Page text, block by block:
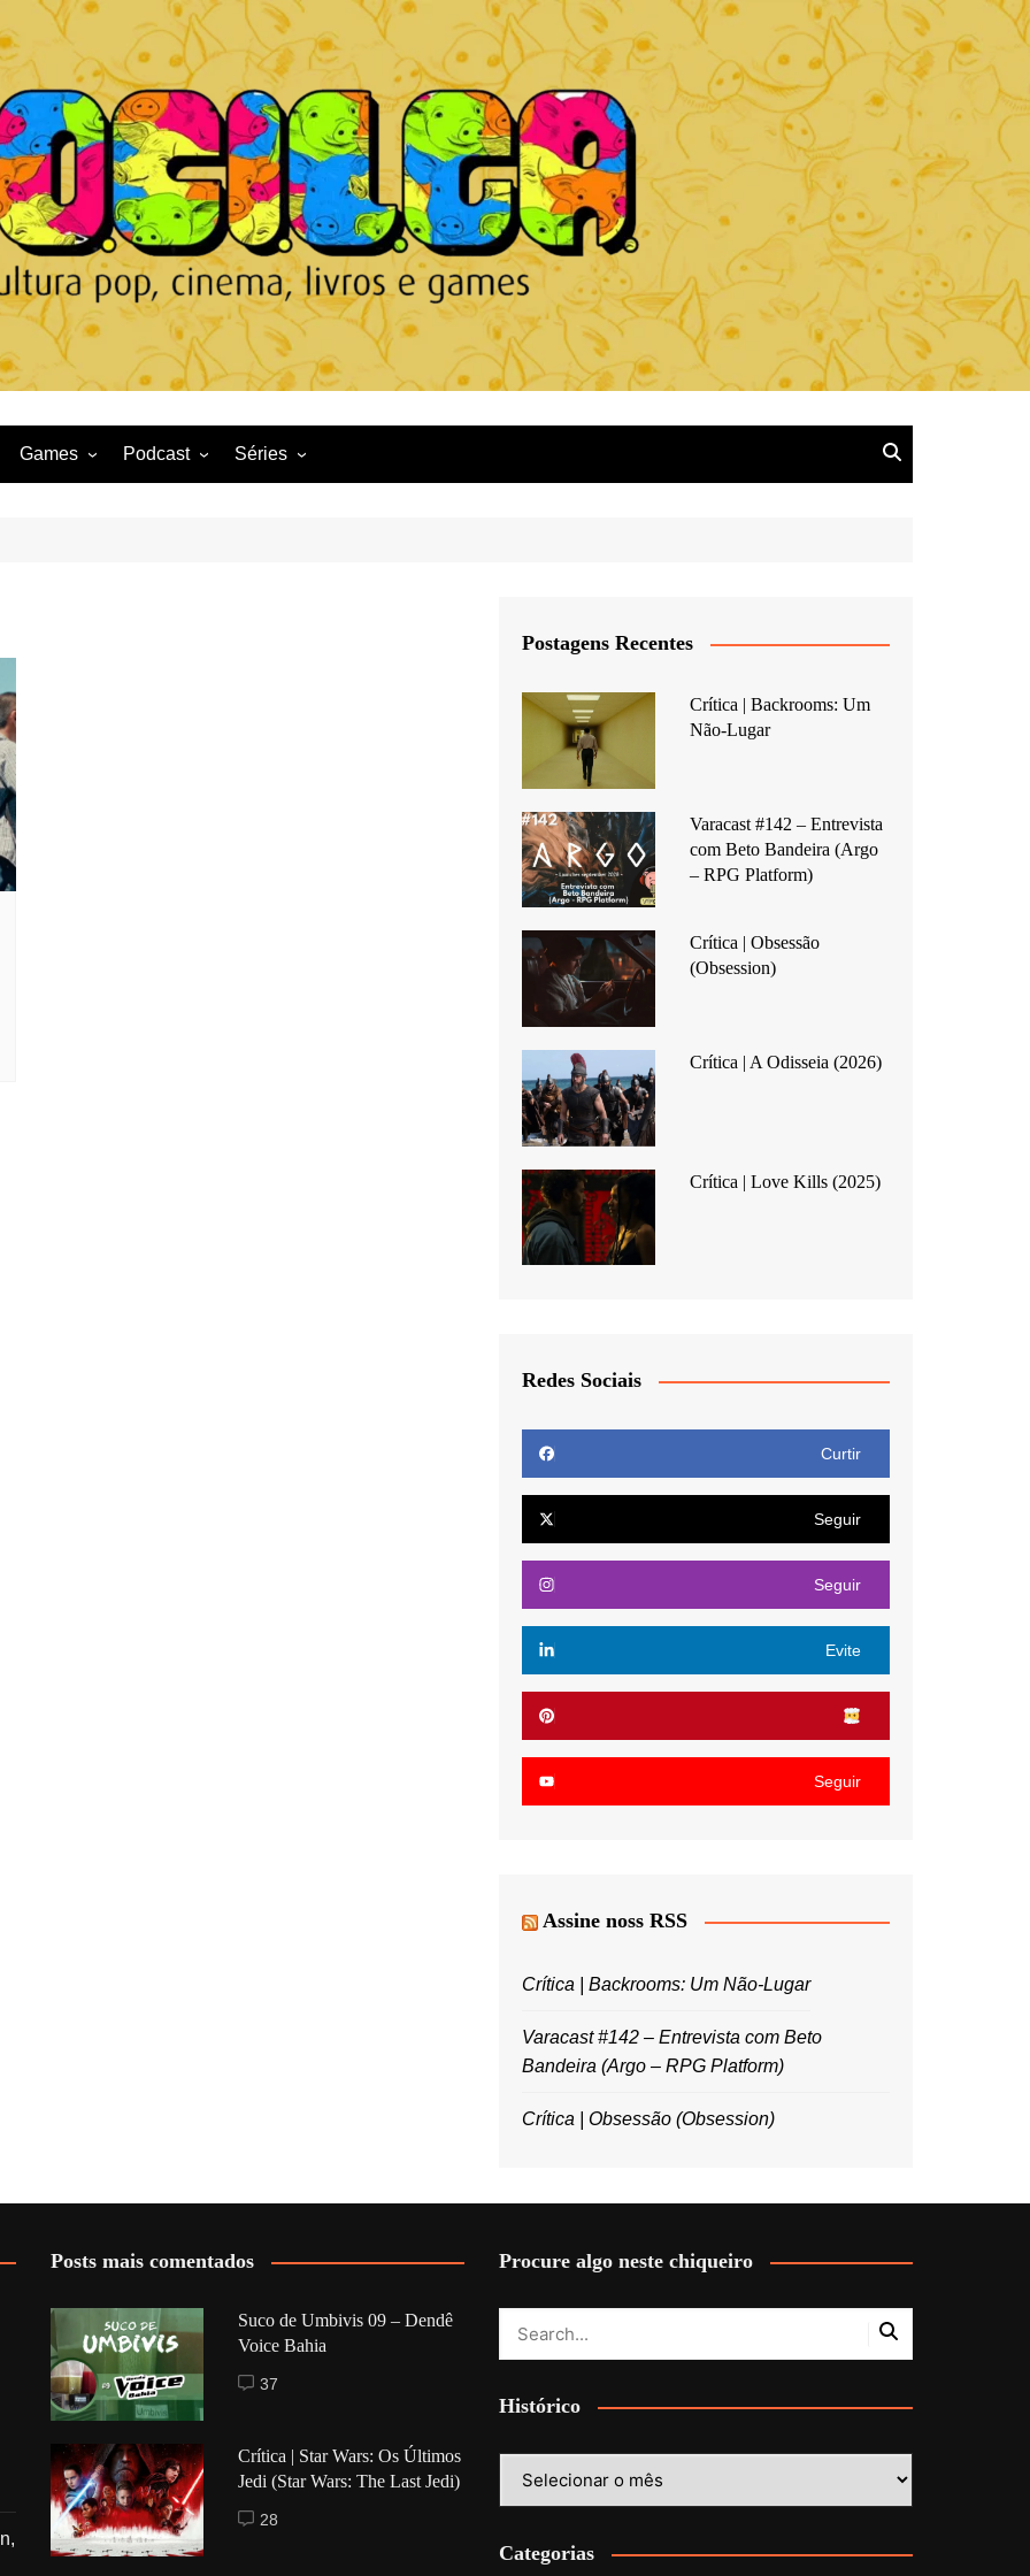
Games Podcast Séries
Postagens Recentes
Crítica | Backrooms: Um
Não-Lugar
Varacast #142 – Entrevista
com Beto Bandeira (Argo
– RPG Platform)
Crítica | Obsessão
(Obsession)
Crítica | A Odisseia (2026)
Crítica | Love Kills (2025)
Redes Sociais
Curtir
Seguir
Seguir
Evite
Seguir
Assine noss RSS
Crítica | Backrooms: Um Não-Lugar
Varacast #142 – Entrevista com Beto
Bandeira (Argo – RPG Platform)
Crítica | Obsessão (Obsession)
Posts mais comentados
Suco de Umbivis 09 – Dendê
Voice Bahia
37
Crítica | Star Wars: Os Últimos
Jedi (Star Wars: The Last Jedi)
28
Procure algo neste chiqueiro
Histórico
Categorias